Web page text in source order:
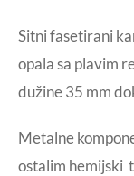
Sitni fasetirani
opala sa plavim
dužine 35 mm
Metalne
ostalim hemijski